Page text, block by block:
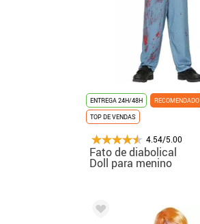
ENTREGA 24H/48H
RECOMENDADO
TOP DE VENDAS
4.54/5.00
Fato de diabolical
Doll para menino